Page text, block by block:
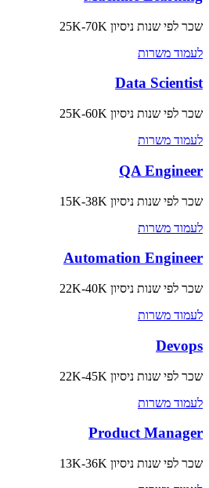
שכר לפי שנות ניסיון 25K-70K
לעמוד משרות
Data Scientist
שכר לפי שנות ניסיון 25K-60K
לעמוד משרות
QA Engineer
שכר לפי שנות ניסיון 15K-38K
לעמוד משרות
Automation Engineer
שכר לפי שנות ניסיון 22K-40K
לעמוד משרות
Devops
שכר לפי שנות ניסיון 22K-45K
לעמוד משרות
Product Manager
שכר לפי שנות ניסיון 13K-36K